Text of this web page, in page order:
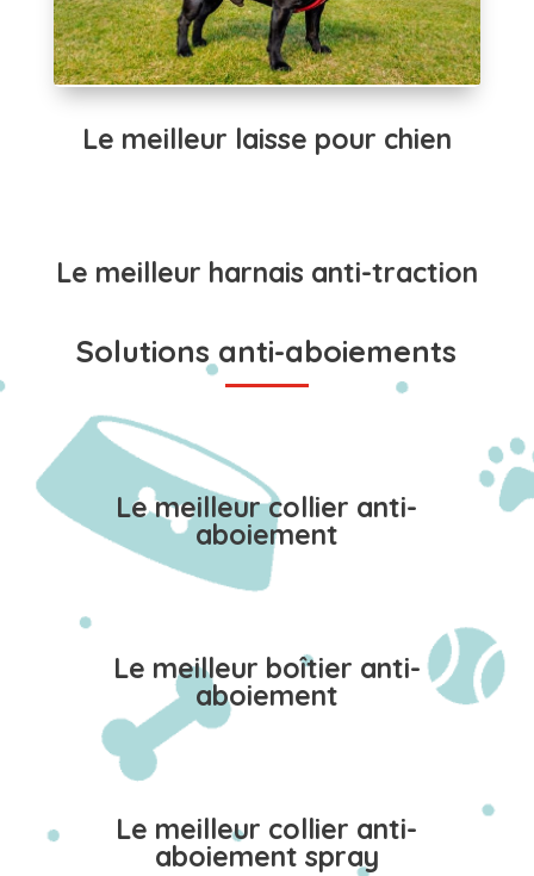
Le meilleur laisse pour chien
Le meilleur harnais anti-traction
Solutions anti-aboiements
Le meilleur collier anti-
aboiement
Le meilleur boîtier anti-
aboiement
Le meilleur collier anti-
aboiement spray